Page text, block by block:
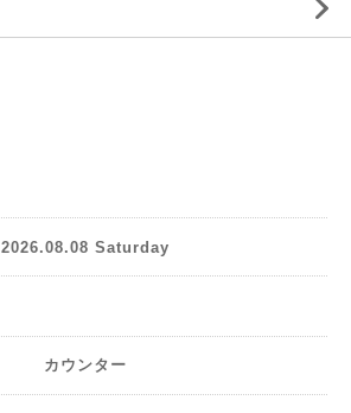
2026.08.08 Saturday
カウンター